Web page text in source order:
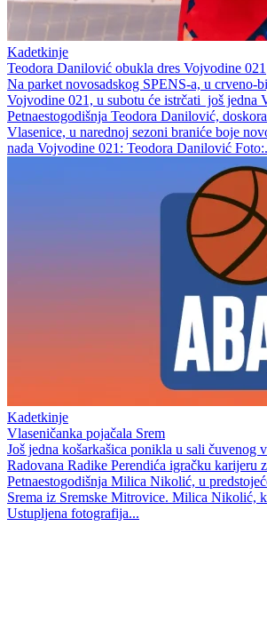
Kadetkinje
Teodora Danilović obukla dres Vojvodine 021
Na parket novosadskog SPENS-a, u crveno-
Vojvodine 021, u subotu će istrčati još jedna
Petnaestogodišnja Teodora Danilović,
Vlasenice, u narednoj sezoni braniće boje
nada Vojvodine 021: Teodora Danilović
Kadetkinje
Vlaseničanka pojačala Srem
Još jedna košarkašica ponikla u sali čuvenog
Radovana Radike Perendića igračku karijeru
Petnaestogodišnja Milica Nikolić, u
Srema iz Sremske Mitrovice. Milica Nikolić,
Ustupljena fotografija...